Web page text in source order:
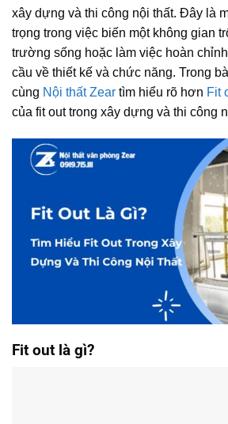
xây dựng và thi công nội thất. Đây là
trọng trong việc biến một không gian
trường sống hoặc làm việc hoàn
cầu về thiết kế và chức năng. Trong
cùng Nội thất Zear tìm hiểu rõ hơn Fit
của fit out trong xây dựng và thi công
Fit out là gì?